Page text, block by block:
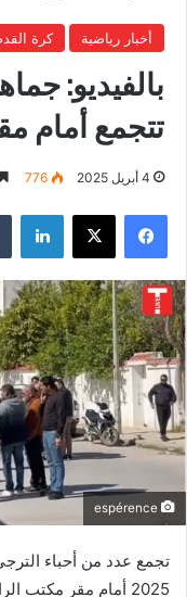
أخبار رياضية كرة
بالفيديو:
تتجمع أمام
4 أبريل 2025 776
فيسبوك ‫X
2025 أمام مقر مكتب الرابطة الوطنية لكرة القدم المحترفة